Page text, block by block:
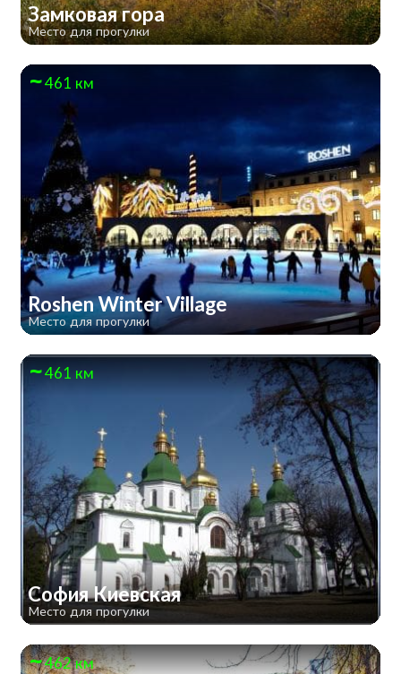
Замковая гора
Место для прогулки
461 км
Roshen Winter Village
Место для прогулки
461 км
София Киевская
Место для прогулки
462 км